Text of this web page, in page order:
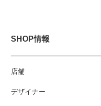
SHOP情報
店舗
デザイナー